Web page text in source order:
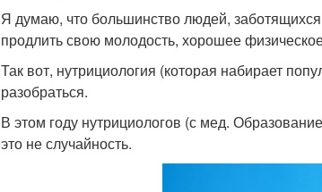
Я думаю, что большинство людей,
продлить свою молодость, хорошее
Так вот, нутрициология (которая набирает
разобраться.
В этом году нутрициологов (с мед.
это не случайность.